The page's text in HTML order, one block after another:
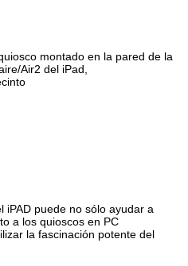
montado en la pared de la
Air2 del iPad,
iPAD puede no sólo ayudar a
a los quioscos en PC
la fascinación potente del